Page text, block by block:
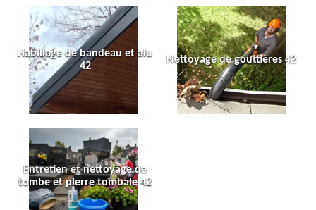
Habillage de bandeau et alu
42
Nettoyage de gouttières 42
Entretien et nettoyage de
tombe et pierre tombale 42